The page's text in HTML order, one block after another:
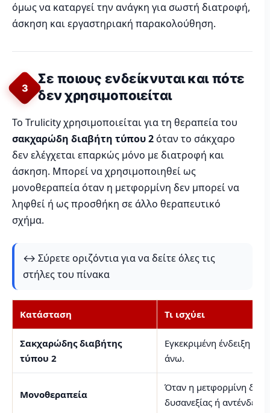
όμως να καταργεί την ανάγκη για σωστή διατροφή,
άσκηση και εργαστηριακή παρακολούθηση.
3
Σε ποιους ενδείκνυται και πότε
δεν χρησιμοποιείται
Το Trulicity χρησιμοποιείται για τη θεραπεία του
σακχαρώδη διαβήτη τύπου 2όταν το σάκχαρο
δεν ελέγχεται επαρκώς μόνο με διατροφή και
άσκηση. Μπορεί να χρησιμοποιηθεί ως
μονοθεραπεία όταν η μετφορμίνη δεν μπορεί να
ληφθεί ή ως προσθήκη σε άλλο θεραπευτικό
σχήμα.
↔️ Σύρετε οριζόντια για να δείτε όλες τις
στήλες του πίνακα
Κατάσταση Τι ισχύει
Σακχαρώδης διαβήτης
τύπου 2
Εγκεκριμένη ένδειξη σε
άνω.
Μονοθεραπεία
Όταν η μετφορμίνη δεν
δυσανεξίας ή